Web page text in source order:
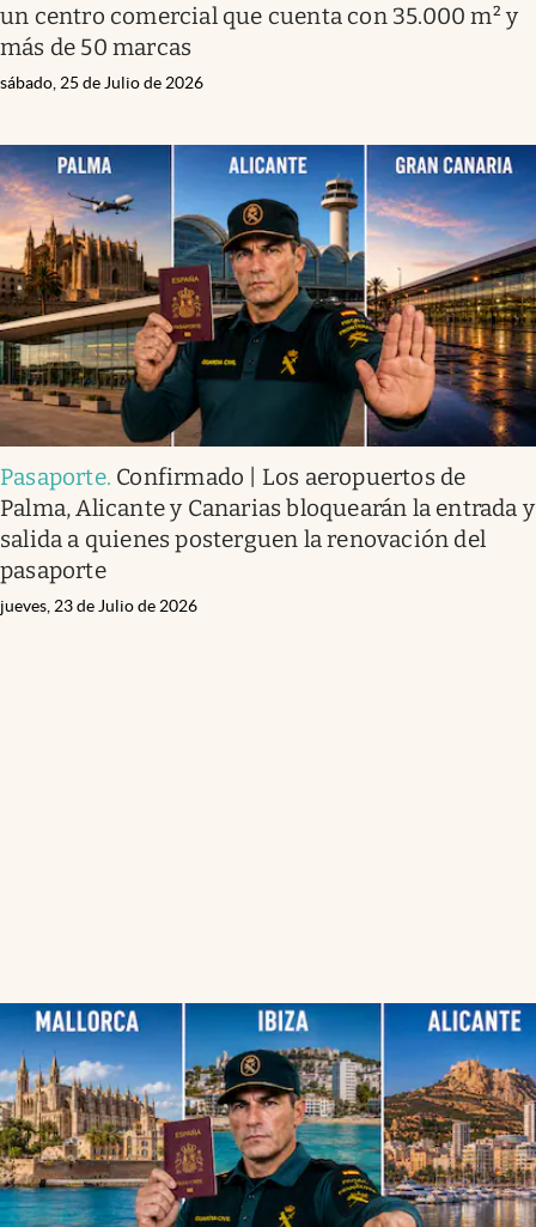
un centro comercial que cuenta con 35.000 m² y
más de 50 marcas
sábado, 25 de Julio de 2026
Pasaporte. Confirmado | Los aeropuertos de
Palma, Alicante y Canarias bloquearán la entrada y
salida a quienes posterguen la renovación del
pasaporte
jueves, 23 de Julio de 2026